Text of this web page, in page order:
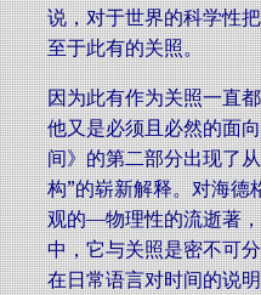
说，对于世界的科学性
至于此有的关照。
因为此有作为关照一直
他又是必须且必然的面
间》的第二部分出现了
构”的崭新解释。对海德
观的—物理性的流逝著
中，它与关照是密不可
在日常语言对时间的说